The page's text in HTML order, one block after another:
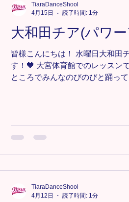
https://www.tiaradance.com/
気軽にDMまたは、
ださい📩💕 ＊-＊-＊-＊-＊-＊-＊-
#TiaraDanceSchool #T
大和田チア(パワ
皆様こんにちは！ 水曜日大和田
す！🧡 大宮体育館でのレッスン
ところでみんなのびのびと踊っ
ょう！⭐️ キッズクラスのみんな
って少し寂しそうでしたが、人
https://www.tiaradance.com/
＊-＊-＊-＊-＊-＊ 新メンバー募集
軽にDMまたは、
TiaraDanceShool
4月15日
読了時間: 1分
TiaraDanceShool
4月12日
読了時間: 1分